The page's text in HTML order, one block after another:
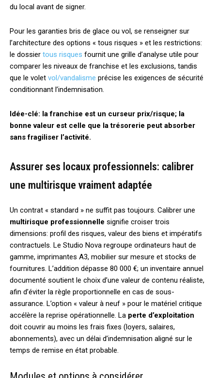
du local avant de signer.
Pour les garanties bris de glace ou vol, se renseigner sur
l’architecture des options « tous risques » et les restrictions:
le dossier tous risques fournit une grille d’analyse utile pour
comparer les niveaux de franchise et les exclusions, tandis
que le volet vol/vandalisme précise les exigences de sécurité
conditionnant l’indemnisation.
Idée-clé: la franchise est un curseur prix/risque; la
bonne valeur est celle que la trésorerie peut absorber
sans fragiliser l’activité.
Assurer ses locaux professionnels: calibrer
une multirisque vraiment adaptée
Un contrat « standard » ne suffit pas toujours. Calibrer une
multirisque professionnelle signifie croiser trois
dimensions: profil des risques, valeur des biens et impératifs
contractuels. Le Studio Nova regroupe ordinateurs haut de
gamme, imprimantes A3, mobilier sur mesure et stocks de
fournitures. L’addition dépasse 80 000 €; un inventaire annuel
documenté soutient le choix d’une valeur de contenu réaliste,
afin d’éviter la règle proportionnelle en cas de sous-
assurance. L’option « valeur à neuf » pour le matériel critique
accélère la reprise opérationnelle. La perte d’exploitation
doit couvrir au moins les frais fixes (loyers, salaires,
abonnements), avec un délai d’indemnisation aligné sur le
temps de remise en état probable.